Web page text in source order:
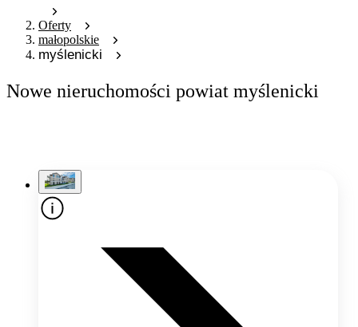
Oferty
małopolskie
myślenicki
Nowe nieruchomości powiat myślenicki